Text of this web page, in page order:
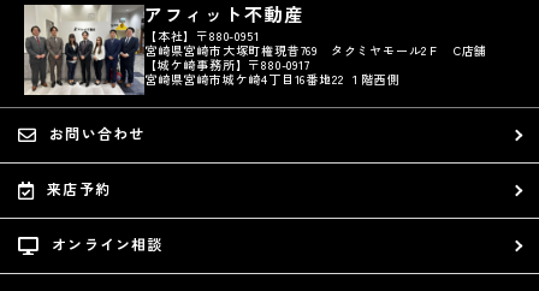
アフィット不動産
【本社】〒880-0951
宮崎県宮崎市大塚町権現昔769 タクミヤモール2Ｆ C店舗
【城ケ崎事務所】〒880-0917
宮崎県宮崎市城ケ崎4丁目16番地22 １階西側
お問い合わせ
来店予約
オンライン相談